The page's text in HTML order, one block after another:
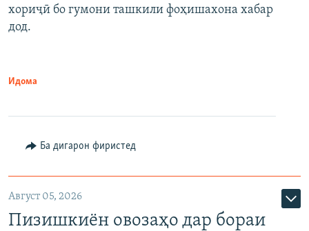
хориҷӣ бо гумони ташкили фоҳишахона хабар
дод.
Идома
Ба дигарон фиристед
Август 05, 2026
Пизишкиён овозаҳо дар бораи